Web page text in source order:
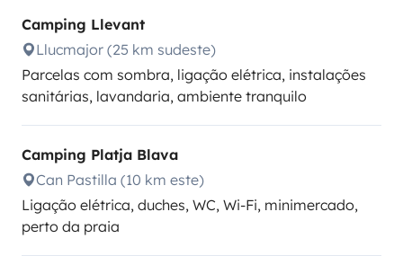
Camping Llevant
Llucmajor (25 km sudeste)
Parcelas com sombra, ligação elétrica, instalações
sanitárias, lavandaria, ambiente tranquilo
Camping Platja Blava
Can Pastilla (10 km este)
Ligação elétrica, duches, WC, Wi-Fi, minimercado,
perto da praia